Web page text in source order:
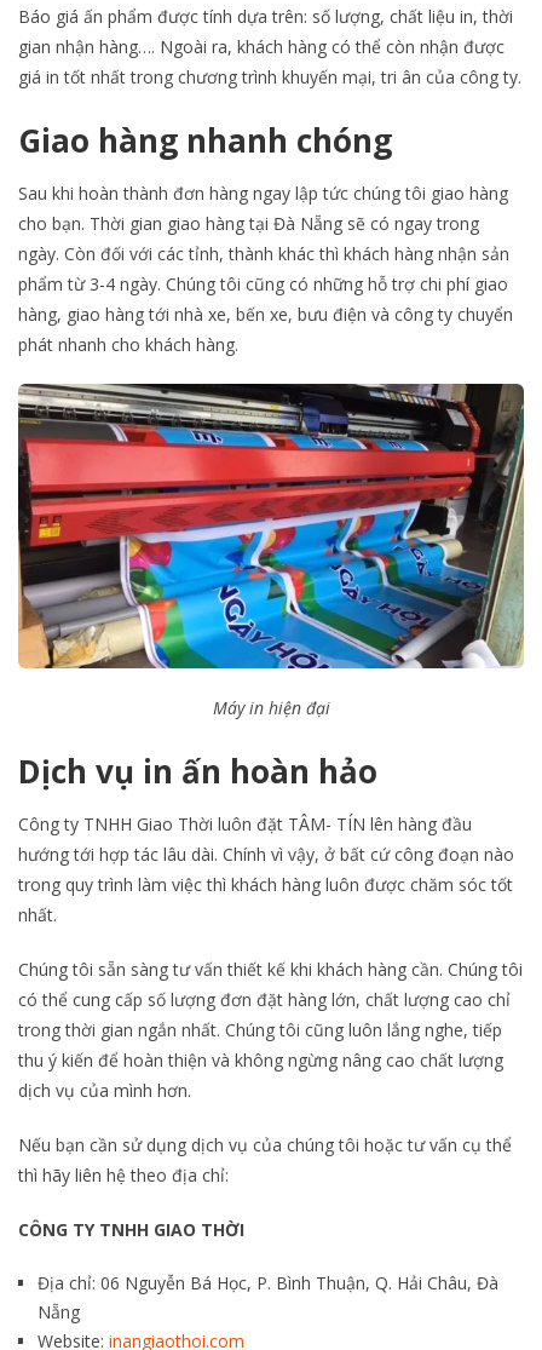
Báo giá ấn phẩm được tính dựa trên: số lượng, chất liệu in, thời
gian nhận hàng…. Ngoài ra, khách hàng có thể còn nhận được
giá in tốt nhất trong chương trình khuyến mại, tri ân của công ty.
Giao hàng nhanh chóng
Sau khi hoàn thành đơn hàng ngay lập tức chúng tôi giao hàng
cho bạn. Thời gian giao hàng tại Đà Nẵng sẽ có ngay trong
ngày. Còn đối với các tỉnh, thành khác thì khách hàng nhận sản
phẩm từ 3-4 ngày. Chúng tôi cũng có những hỗ trợ chi phí giao
hàng, giao hàng tới nhà xe, bến xe, bưu điện và công ty chuyển
phát nhanh cho khách hàng.
Máy in hiện đại
Dịch vụ in ấn hoàn hảo
Công ty TNHH Giao Thời luôn đặt TÂM- TÍN lên hàng đầu
hướng tới hợp tác lâu dài. Chính vì vậy, ở bất cứ công đoạn nào
trong quy trình làm việc thì khách hàng luôn được chăm sóc tốt
nhất.
Chúng tôi sẵn sàng tư vấn thiết kế khi khách hàng cần. Chúng tôi
có thể cung cấp số lượng đơn đặt hàng lớn, chất lượng cao chỉ
trong thời gian ngắn nhất. Chúng tôi cũng luôn lắng nghe, tiếp
thu ý kiến để hoàn thiện và không ngừng nâng cao chất lượng
dịch vụ của mình hơn.
Nếu bạn cần sử dụng dịch vụ của chúng tôi hoặc tư vấn cụ thể
thì hãy liên hệ theo địa chỉ:
CÔNG TY TNHH GIAO THỜI
Địa chỉ: 06 Nguyễn Bá Học, P. Bình Thuận, Q. Hải Châu, Đà
Nẵng
Website: inangiaothoi.com